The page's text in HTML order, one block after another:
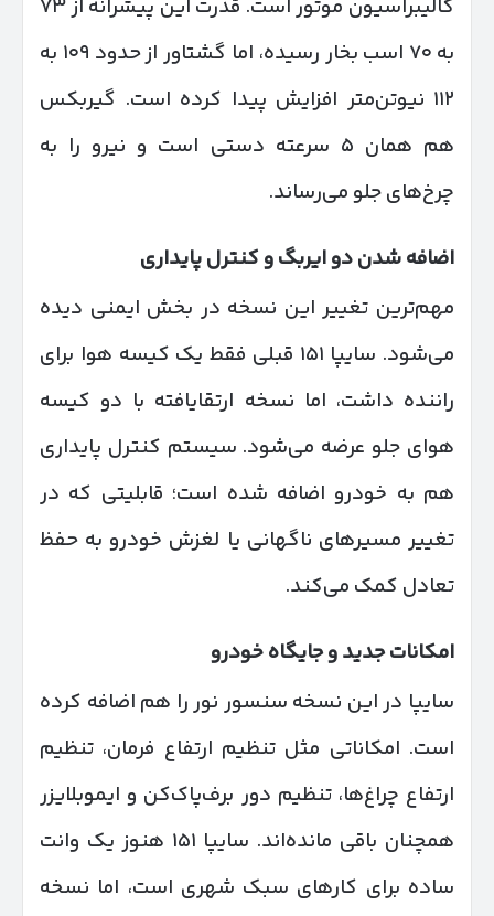
کالیبراسیون موتور است. قدرت این پیشرانه از ۷۳
به ۷۰ اسب بخار رسیده، اما گشتاور از حدود ۱۰۹ به
۱۱۲ نیوتن‌متر افزایش پیدا کرده است. گیربکس
هم همان ۵ سرعته دستی است و نیرو را به
چرخ‌های جلو می‌رساند.
اضافه شدن دو ایربگ و کنترل پایداری
مهم‌ترین تغییر این نسخه در بخش ایمنی دیده
می‌شود. سایپا ۱۵۱ قبلی فقط یک کیسه هوا برای
راننده داشت، اما نسخه ارتقایافته با دو کیسه
هوای جلو عرضه می‌شود. سیستم کنترل پایداری
هم به خودرو اضافه شده است؛ قابلیتی که در
تغییر مسیرهای ناگهانی یا لغزش خودرو به حفظ
تعادل کمک می‌کند.
امکانات جدید و جایگاه خودرو
سایپا در این نسخه سنسور نور را هم اضافه کرده
است. امکاناتی مثل تنظیم ارتفاع فرمان، تنظیم
ارتفاع چراغ‌ها، تنظیم دور برف‌پاک‌کن و ایموبلایزر
همچنان باقی مانده‌اند. سایپا ۱۵۱ هنوز یک وانت
ساده برای کارهای سبک شهری است، اما نسخه